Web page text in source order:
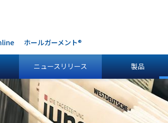
ニュースリリース 製品
ホールガーメント®